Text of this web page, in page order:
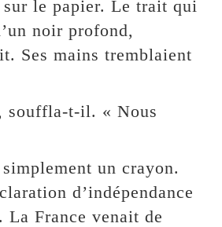
le papier. Le trait qui
noir profond,
Ses mains tremblaient
souffla-t-il. « Nous
un crayon.
d’indépendance
La France venait de